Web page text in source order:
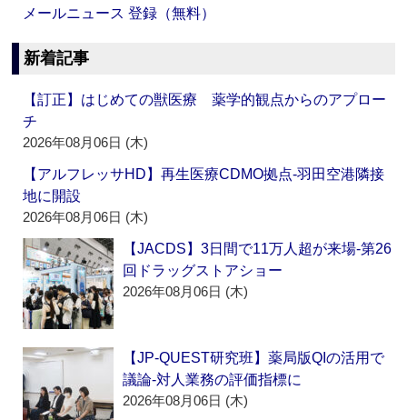
メールニュース 登録（無料）
新着記事
【訂正】はじめての獣医療 薬学的観点からのアプロー
チ
2026年08月06日 (木)
【アルフレッサHD】再生医療CDMO拠点‐羽田空港隣接
地に開設
2026年08月06日 (木)
【JACDS】3日間で11万人超が来場‐第26
回ドラッグストアショー
2026年08月06日 (木)
【JP-QUEST研究班】薬局版QIの活用で
議論‐対人業務の評価指標に
2026年08月06日 (木)